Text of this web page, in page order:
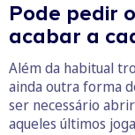
Pode pedir
acabar a
Além da habitual
ainda outra forma
ser necessário
aqueles últimos